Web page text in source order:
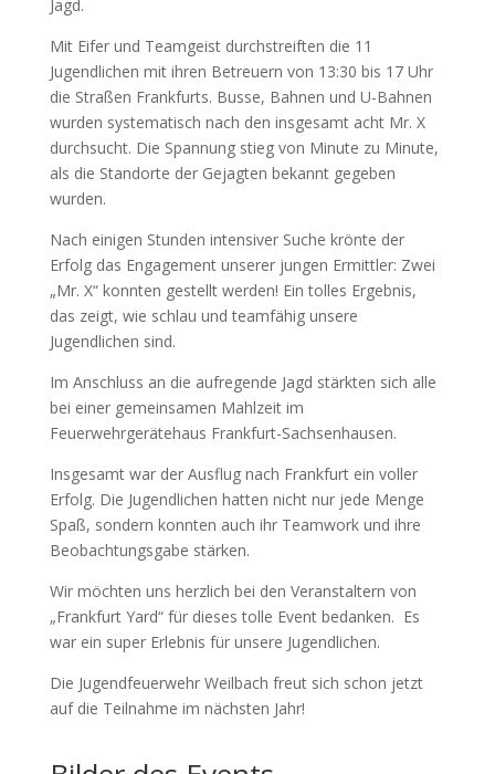
Jagd.
Mit Eifer und Teamgeist durchstreiften die 11
Jugendlichen mit ihren Betreuern von 13:30 bis 17 Uhr
die Straßen Frankfurts. Busse, Bahnen und U-Bahnen
wurden systematisch nach den insgesamt acht Mr. X
durchsucht. Die Spannung stieg von Minute zu Minute,
als die Standorte der Gejagten bekannt gegeben
wurden.
Nach einigen Stunden intensiver Suche krönte der
Erfolg das Engagement unserer jungen Ermittler: Zwei
„Mr. X“ konnten gestellt werden! Ein tolles Ergebnis,
das zeigt, wie schlau und teamfähig unsere
Jugendlichen sind.
Im Anschluss an die aufregende Jagd stärkten sich alle
bei einer gemeinsamen Mahlzeit im
Feuerwehrgerätehaus Frankfurt-Sachsenhausen.
Insgesamt war der Ausflug nach Frankfurt ein voller
Erfolg. Die Jugendlichen hatten nicht nur jede Menge
Spaß, sondern konnten auch ihr Teamwork und ihre
Beobachtungsgabe stärken.
Wir möchten uns herzlich bei den Veranstaltern von
„Frankfurt Yard“ für dieses tolle Event bedanken. Es
war ein super Erlebnis für unsere Jugendlichen.
Die Jugendfeuerwehr Weilbach freut sich schon jetzt
auf die Teilnahme im nächsten Jahr!